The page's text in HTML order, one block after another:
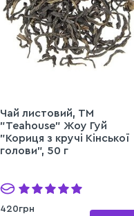
Чай листовий, ТМ
"Teahouse" Жоу Гуй
"Кориця з кручі Кінської
голови", 50 г
420грн